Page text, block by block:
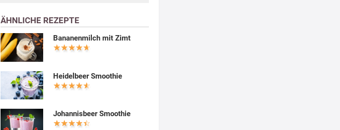
ÄHNLICHE REZEPTE
Bananenmilch mit Zimt
Heidelbeer Smoothie
Johannisbeer Smoothie